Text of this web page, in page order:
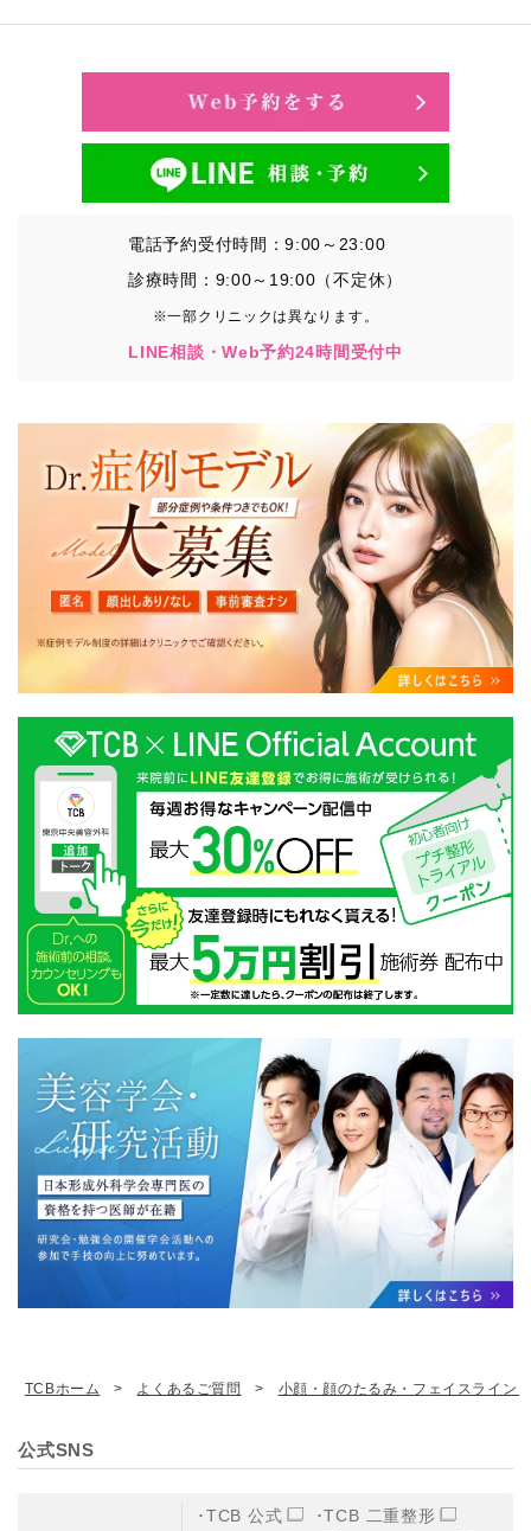
電話予約受付時間：9:00～23:00
診療時間：9:00～19:00（不定休）
※一部クリニックは異なります。
LINE相談・Web予約24時間受付中
TCBホーム よくあるご質問 小顔・顔のたるみ・フェイスライン
公式SNS
TCB 公式
TCB 二重整形